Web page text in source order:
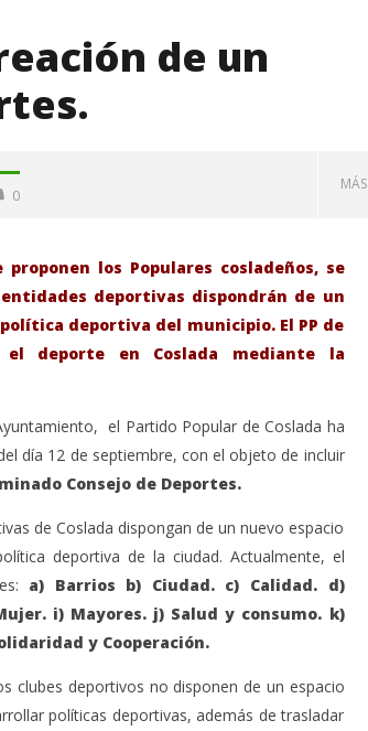
de un
0
MÁS
20:30
en la
La Alcaldesa de Alcalá, destaca la
transformación realizada en la
acompañada de una inversión de
75 millones de euros.
septiembre
8, 2023
Admin
proponen los Populares cosladeños, se
deportivas dispondrán de un
deportiva del municipio. El PP de
deporte en Coslada mediante la
el Partido Popular de Coslada ha
día 12 de septiembre, con el objeto de incluir
Consejo de Deportes.
de Coslada dispongan de un nuevo espacio
deportiva de la ciudad. Actualmente, el
a) Barrios b) Ciudad. c) Calidad. d)
i) Mayores. j) Salud y consumo. k)
y Cooperación.
clubes deportivos no disponen de un espacio
políticas deportivas, además de trasladar